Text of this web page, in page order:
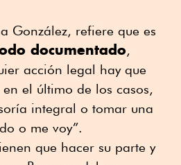
González, refiere que es
documentado,
acción legal hay que
el último de los casos,
integral o tomar una
o me voy”.
que hacer su parte y